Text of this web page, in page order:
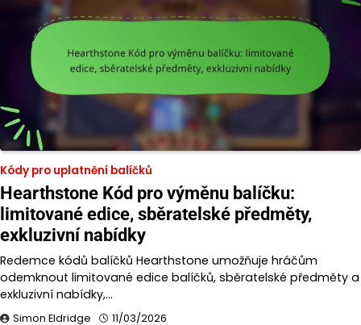
Kódy pro uplatnění balíčků
Hearthstone Kód pro výměnu balíčku:
limitované edice, sběratelské předměty,
exkluzivní nabídky
Redemce kódů balíčků Hearthstone umožňuje hráčům
odemknout limitované edice balíčků, sběratelské předměty a
exkluzivní nabídky,…
Simon Eldridge 11/03/2026